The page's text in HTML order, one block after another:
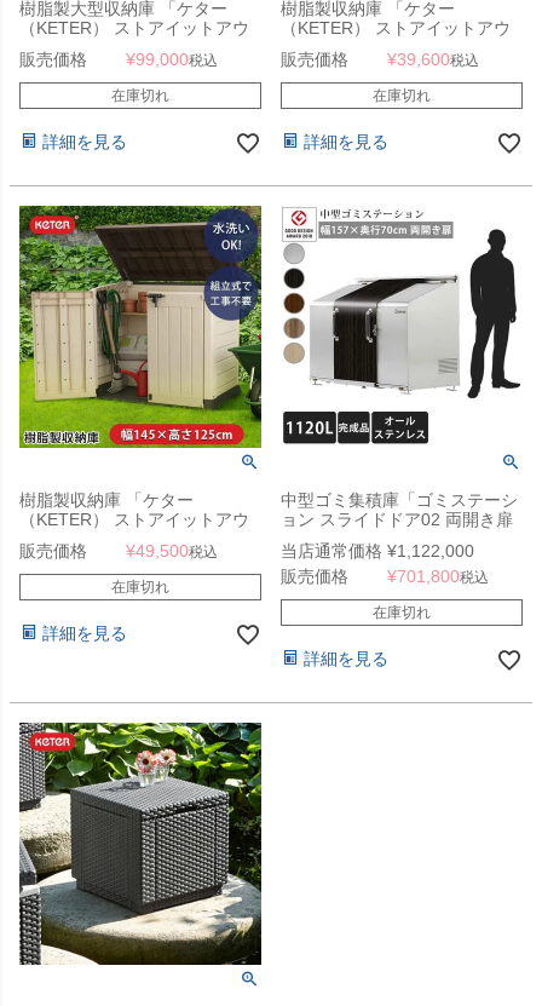
樹脂製大型収納庫 「ケター
（KETER） ストアイットアウ
ト ウルトラ（STORE IT OUT
ULTRA）」
販売価格 ¥99,000税込
在庫切れ
詳細を見る
樹脂製収納庫 「ケター
（KETER） ストアイットアウ
ト ミディ（STORE IT OUT
MIDI）」
販売価格 ¥39,600税込
在庫切れ
詳細を見る
樹脂製収納庫 「ケター
（KETER） ストアイットアウ
ト マックス（STORE IT OUT
MAX）」
販売価格 ¥49,500税込
在庫切れ
詳細を見る
中型ゴミ集積庫「ゴミステーシ
ョン スライドドア02 両開き扉
ステンレス 1120L」 ※法人宛
配送限定 （SN）
当店通常価格 ¥1,122,000
販売価格
¥701,800税込
在庫切れ
詳細を見る